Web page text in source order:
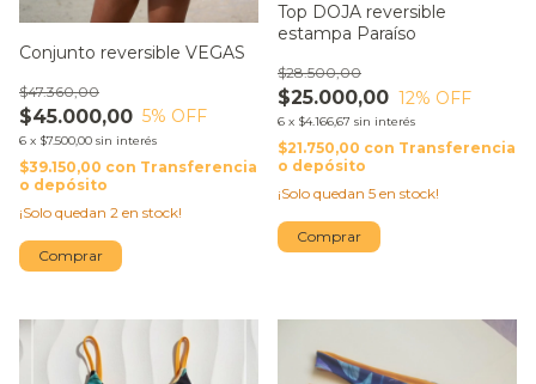
Conjunto reversible VEGAS
$45.000,00
$47.360,00
5% OFF
6 x $7.500,00 sin interés
$39.150,00 con Transferencia
o depósito
¡Solo quedan 2 en stock!
Comprar
Top DOJA reversible
estampa Paraíso
$25.000,00
$28.500,00
12% OFF
6 x $4.166,67 sin interés
$21.750,00 con Transferencia
o depósito
¡Solo quedan 5 en stock!
Comprar